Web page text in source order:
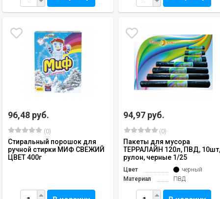
96,48 руб.
(0)
Стиральный порошок для
ручной стирки МИФ СВЕЖИЙ
ЦВЕТ 400г
94,97 руб.
(0)
Пакеты для мусора
ТЕРРАЛАЙН 120л, ПВД,
рулон, черные 1/25
Цвет
черный
Материал
ПВД